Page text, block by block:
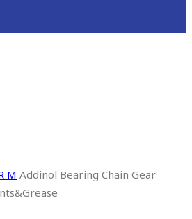
M Addinol Bearing Chain Gear